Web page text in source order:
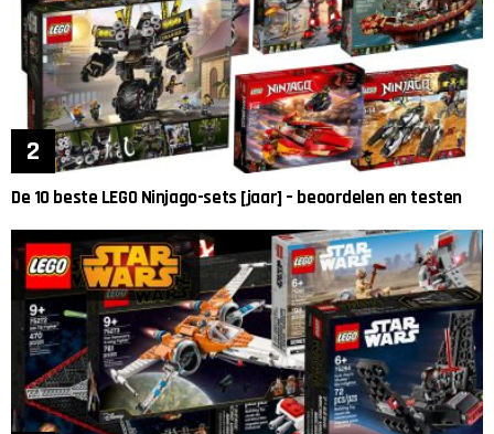
De 10 beste LEGO Ninjago-sets [jaar] – beoordelen en testen